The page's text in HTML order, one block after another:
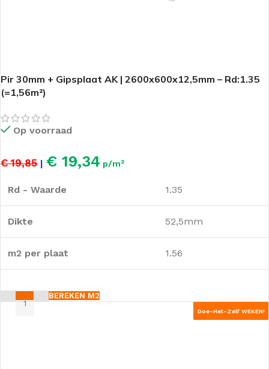
Pir 30mm + Gipsplaat AK | 2600x600x12,5mm – Rd:1.35
(=1,56m²)
Op voorraad
€ 19,85 | € 19,34 p/m²
Rd - Waarde 1.35
Dikte 52,5mm
m2 per plaat 1.56
BEREKEN M2
Doe-Het-Zelf WEKEN!